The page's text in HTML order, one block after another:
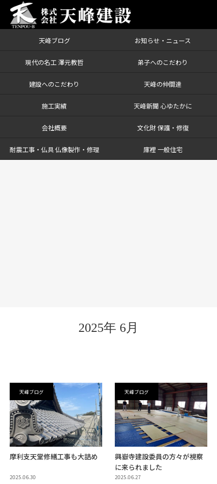
天峰ブログ お知らせ・ニュース
現代の名工 澤元教哲 弟子へのこだわり
建設へのこだわり 天峰の仲間達
施工実績 天峰新聞 心ゆたかに
会社概要 文化財 保護・修復
耐震工事・仏具 仏像製作・修理 庫裡 一般住宅
2025年 6月
天峰ブログ
摩利支天堂修繕工事も大詰め
2025.06.30
天峰ブログ
興嶽寺建設委員の方々が視察
に来られました
2025.06.27